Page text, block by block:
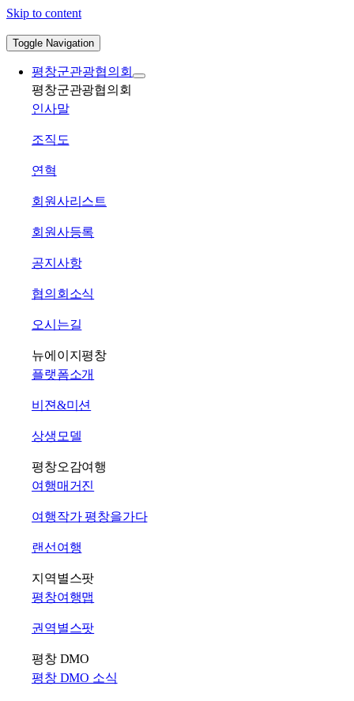
Skip to content
Toggle Navigation
평창군관광협의회
평창군관광협의회
인사말
조직도
연혁
회원사리스트
회원사등록
공지사항
협의회소식
오시는길
뉴에이지평창
플랫폼소개
비젼&미션
상생모델
평창오감여행
여행매거진
여행작가 평창을가다
랜선여행
지역별스팟
평창여행맵
권역별스팟
평창 DMO
평창 DMO 소식